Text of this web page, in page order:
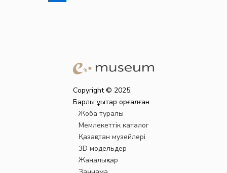
Copyright © 2025.
Барлық құқықтар қорғалған
Жоба туралы
Мемлекеттік каталог
Қазақстан музейлері
3D модельдер
Жаңалықтар